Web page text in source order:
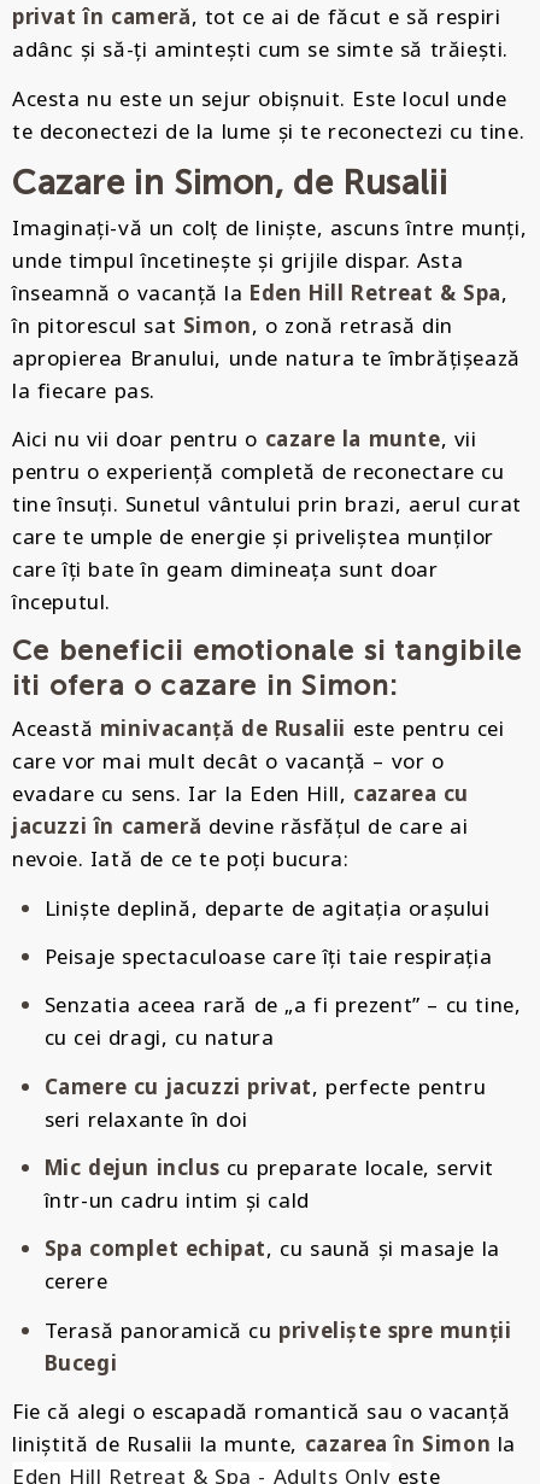
privat în cameră, tot ce ai de făcut e să respiri
adânc și să-ți amintești cum se simte să trăiești.
Acesta nu este un sejur obișnuit. Este locul unde
te deconectezi de la lume și te reconectezi cu tine.
Cazare in Simon, de Rusalii
Imaginați-vă un colț de liniște, ascuns între munți,
unde timpul încetinește și grijile dispar. Asta
înseamnă o vacanță la Eden Hill Retreat & Spa,
în pitorescul sat Simon, o zonă retrasă din
apropierea Branului, unde natura te îmbrățișează
la fiecare pas.
Aici nu vii doar pentru o cazare la munte, vii
pentru o experiență completă de reconectare cu
tine însuți. Sunetul vântului prin brazi, aerul curat
care te umple de energie și priveliștea munților
care îți bate în geam dimineața sunt doar
începutul.
Ce beneficii emotionale si tangibile
iti ofera o cazare in Simon:
Această minivacanță de Rusalii este pentru cei
care vor mai mult decât o vacanță – vor o
evadare cu sens. Iar la Eden Hill, cazarea cu
jacuzzi în cameră devine răsfățul de care ai
nevoie. Iată de ce te poți bucura:
Liniște deplină, departe de agitația orașului
Peisaje spectaculoase care îți taie respirația
Senzatia aceea rară de „a fi prezent” – cu tine,
cu cei dragi, cu natura
Camere cu jacuzzi privat, perfecte pentru
seri relaxante în doi
Mic dejun inclus cu preparate locale, servit
într-un cadru intim și cald
Spa complet echipat, cu saună și masaje la
cerere
Terasă panoramică cu priveliște spre munții
Bucegi
Fie că alegi o escapadă romantică sau o vacanță
liniștită de Rusalii la munte, cazarea în Simon la
Eden Hill Retreat & Spa - Adults Only este